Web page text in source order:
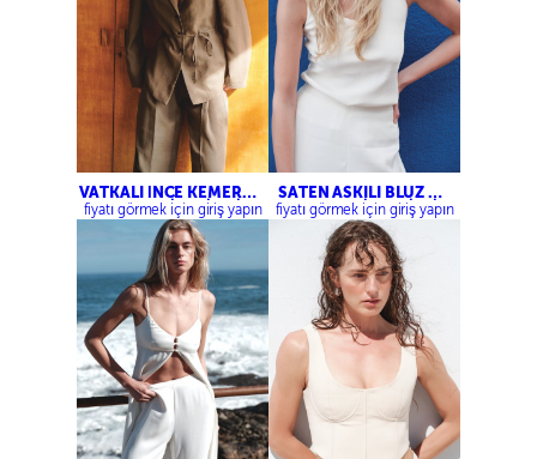
VATKALI İNCE KEMERLİ
CEKET – ÇİFT PİLELİ
KAPAKLI PANTOLON
fiyatı görmek için giriş yapın
SATEN ASKILI BLUZ –
SATEN BELİ LASTİKLİ
PANTOLON
fiyatı görmek için giriş yapın